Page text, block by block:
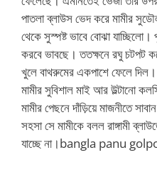
পাতলা ব্লাউস ভেদ করে মামীর
থেকে সুস্পষ্ট ভাবে বোঝা
করবে ভাবছে। ততক্ষনে রঘু চটপট
খুলে বাথরুমের একপাশে ফেলে
মামীর সুবিশাল মাই আর উল্টানো
মামীর পেছনে দাঁড়িয়ে মাজনীতে
সহসা সে মামীকে বলল রাঙ্গামী
যাচ্ছে না।bangla panu